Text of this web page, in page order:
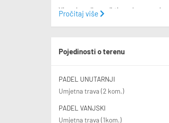
Vi ønsker alle en riktig god sommer!
idrettsanlegg som rommer:
• 4 innendørs tennisbaner med
• Trampolinehall
• Garderober og dusjfasiliteter
• Møterom, kontorer, resepsjon og
Pročitaj više
Pojedinosti o terenu
PADEL UNUTARNJI
Umjetna trava (2 kom.)
PADEL VANJSKI
Umjetna trava (1kom.)